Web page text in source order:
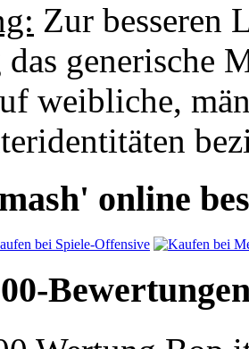
Zur besseren
generische
weibliche,
online